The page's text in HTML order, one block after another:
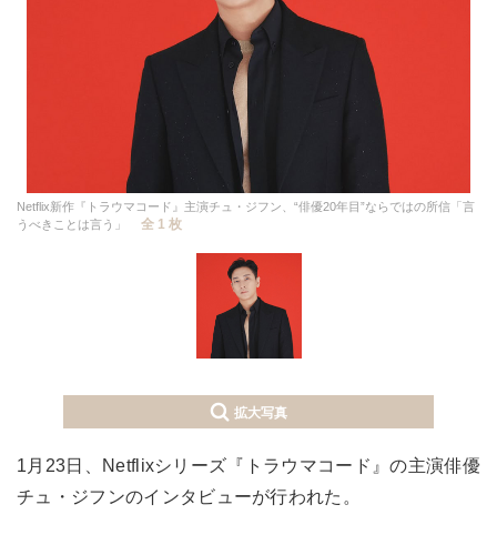
Netflix新作『トラウマコード』主演チュ・ジフン、“俳優20年目”ならではの所信「言
うべきことは言う」
全 1 枚
拡大写真
1月23日、Netflixシリーズ『トラウマコード』の主演俳優
チュ・ジフンのインタビューが行われた。